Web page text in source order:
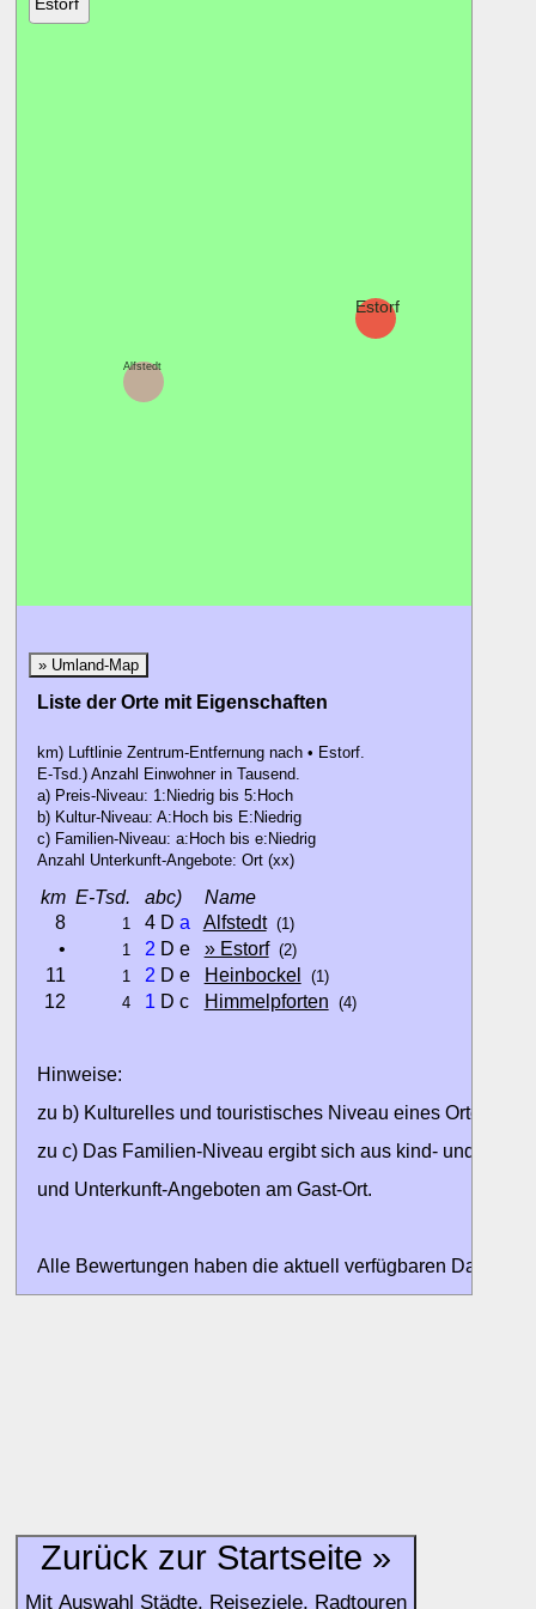
Alfstedt
Estorf
» Umland-Map
Liste der Orte mit Eigenschaften
km) Luftlinie Zentrum-Entfernung nach • Estorf.
E-Tsd.) Anzahl Einwohner in Tausend.
a) Preis-Niveau: 1:Niedrig bis 5:Hoch
b) Kultur-Niveau: A:Hoch bis E:Niedrig
c) Familien-Niveau: a:Hoch bis e:Niedrig
Anzahl Unterkunft-Angebote: Ort (xx)
km E-Tsd. abc)
Name
8
1 4 D a Alfstedt (1)
• 1 2 D e » Estorf (2)
11 1 2 D e Heinbockel (1)
12 4 1 D c Himmelpforten (4)
Hinweise:
zu b) Kulturelles und touristisches Niveau eines Ortes
zu c) Das Familien-Niveau ergibt sich aus kind- und
und Unterkunft-Angeboten am Gast-Ort.
Alle Bewertungen haben die aktuell verfügbaren Daten
Zurück zur Startseite »
Mit Auswahl Städte, Reiseziele, Radtouren